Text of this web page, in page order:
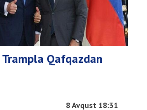
Trampla Qafqazdan
8 Avqust 18:31